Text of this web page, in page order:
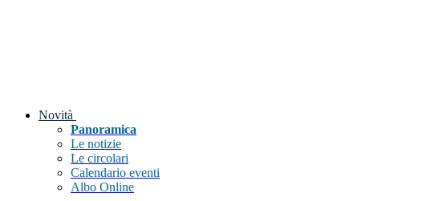
Novità
Panoramica
Le notizie
Le circolari
Calendario eventi
Albo Online